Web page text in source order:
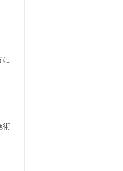
に
術